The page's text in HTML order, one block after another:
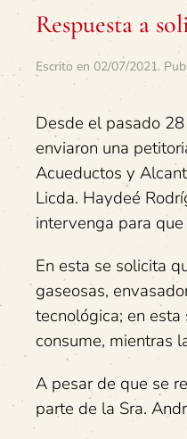
Respuesta a
Escrito en 02/07/2021.
Desde el pasado
enviaron una
Acueductos y
Licda. Haydeé
intervenga para
En esta se solicita
gaseosas,
tecnológica; en
consume, mientras
A pesar de que se
parte de la Sra.